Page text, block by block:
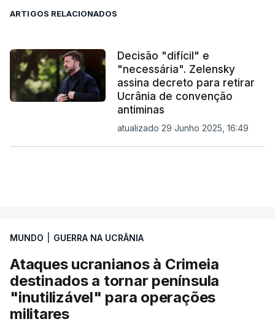
ARTIGOS RELACIONADOS
Decisão "difícil" e
"necessária". Zelensky
assina decreto para retirar
Ucrânia de convenção
antiminas
atualizado 29 Junho 2025, 16:49
MUNDO GUERRA NA UCRÂNIA
Ataques ucranianos à Crimeia
destinados a tornar península
"inutilizável" para operações
militares